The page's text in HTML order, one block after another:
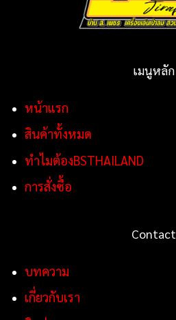
เมนูหลัก
หน้าแรก
สินค้าทั้งหมด
ทำไมต้องBSTHAILAND
การสั่งซื้อ
Contact
บทความ
เกี่ยวกับเรา